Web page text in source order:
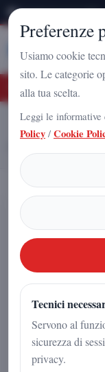
Domenica 9 Agosto 2026
Stampa
Nazionale a Caserta:
Home
Articoli
Il Referente che ha
tessere e una
Il Referente
Comitato
tessere e
futuro
2min
Preferenze
Usiamo cookie
sito. Le categorie
alla tua scelta.
Leggi le informative
Policy / Cookie
Tecnici
Servono al
sicurezza di
privacy.